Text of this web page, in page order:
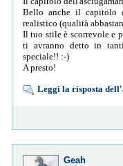
Bello anche il capitolo
realistico (qualità
Il tuo stile è scorrevole e
ti avranno detto in
speciale!! :-)
A presto!
Leggi la risposta
Geah